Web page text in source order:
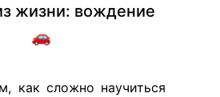
жизни: вождение
🚗
как сложно научиться